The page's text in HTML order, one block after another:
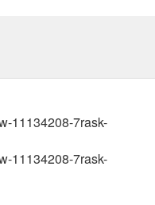
11134208-7rask-
11134208-7rask-